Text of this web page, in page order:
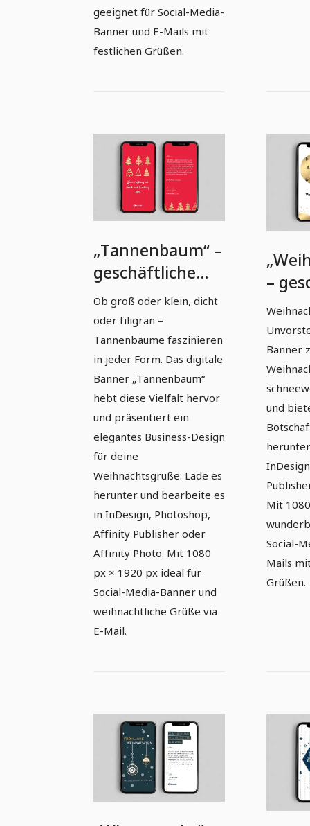
geeignet für Social-Media-
Banner und E-Mails mit
festlichen Grüßen.
„Tannenbaum“ –
geschäftliche
Weihnachtskarte
(1080 px × 1920
px)
Ob groß oder klein, dicht
oder filigran –
Tannenbäume faszinieren
in jeder Form. Das digitale
Banner „Tannenbaum“
hebt diese Vielfalt hervor
und präsentiert ein
elegantes Business-Design
für deine
Weihnachtsgrüße. Lade es
herunter und bearbeite es
in InDesign, Photoshop,
Affinity Publisher oder
Affinity Photo. Mit 1080
px × 1920 px ideal für
Social-Media-Banner und
weihnachtliche Grüße via
E-Mail.
–
Banner
und
Mit
Social-
Mails
Grüßen.